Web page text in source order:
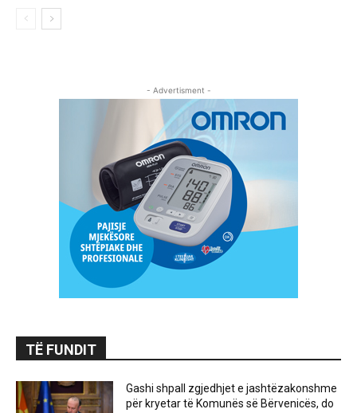
- Advertisment -
TË FUNDIT
Gashi shpall zgjedhjet e jashtëzakonshme
për kryetar të Komunës së Bërvenicës, do